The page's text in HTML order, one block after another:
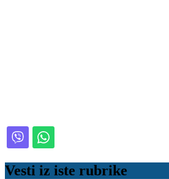
Vesti iz iste rubrike